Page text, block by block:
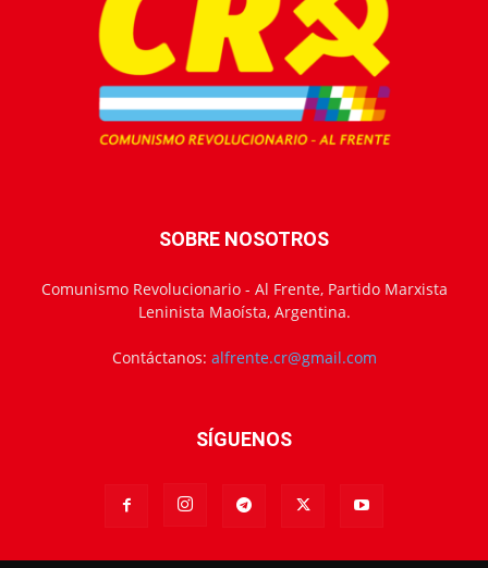
SOBRE NOSOTROS
Comunismo Revolucionario - Al Frente, Partido Marxista
Leninista Maoísta, Argentina.
Contáctanos: alfrente.cr@gmail.com
SÍGUENOS